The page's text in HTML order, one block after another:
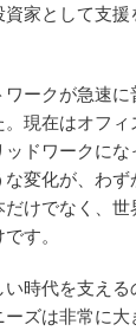
家として支
ワークが急速
現在はオフィ
ドワークに
変化が、わ
けでなく、
す。
い時代を支え
ーズは非常に